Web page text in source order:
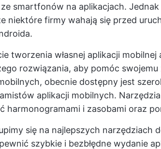
smartfonów na aplikacjach.
niektóre firmy wahają się przed
tworzenia własnej aplikacji mobilnej
rozwiązania, aby pomóc
obecnie dostępny jest
aplikacji mobilnych.
harmonogramami i zasobami oraz
się na najlepszych narzędziach
szybkie i bezbłędne wydanie